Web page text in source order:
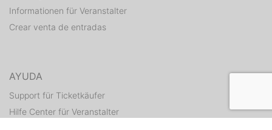
Informationen für Veranstalter
Crear venta de entradas
AYUDA
Support für Ticketkäufer
Hilfe Center für Veranstalter